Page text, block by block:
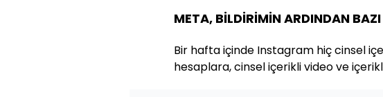
META, BİLDİRİMİN ARDINDAN
Bir hafta içinde Instagram hiç cinsel
hesaplara, cinsel içerikli video ve